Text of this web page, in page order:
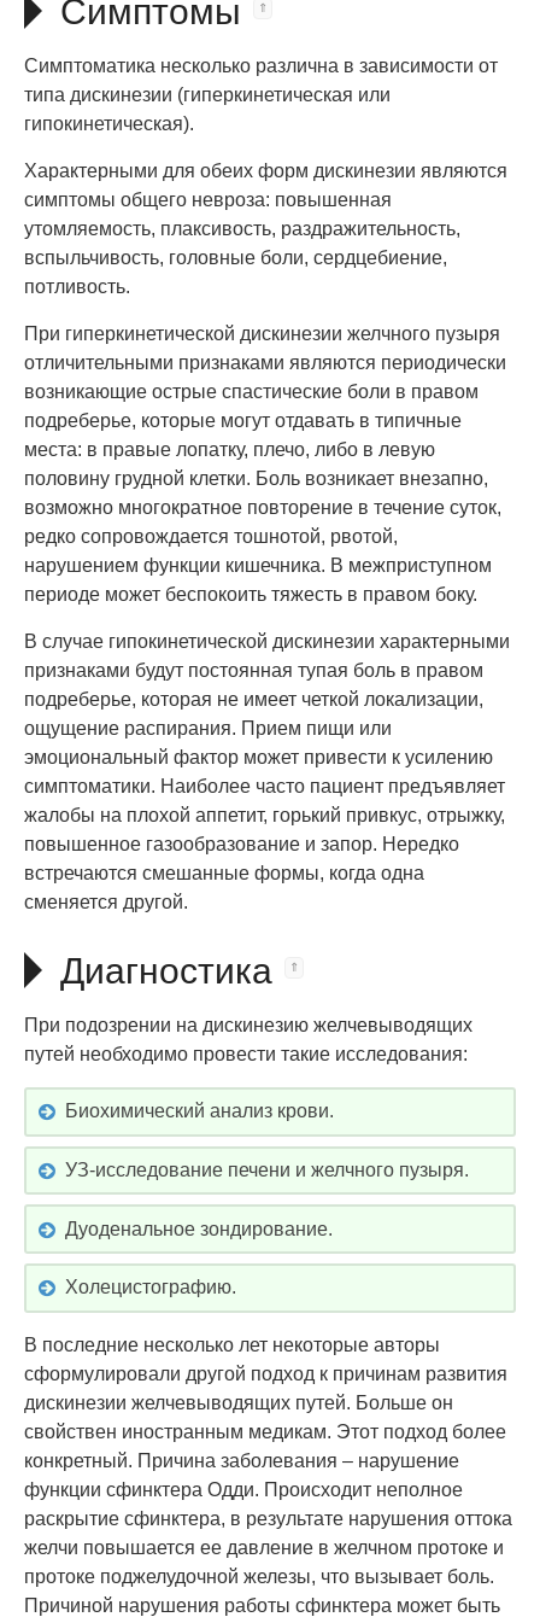
Симптомы
Симптоматика несколько различна в зависимости от
типа дискинезии (гиперкинетическая или
гипокинетическая).
Характерными для обеих форм дискинезии являются
симптомы общего невроза: повышенная
утомляемость, плаксивость, раздражительность,
вспыльчивость, головные боли, сердцебиение,
потливость.
При гиперкинетической дискинезии желчного пузыря
отличительными признаками являются периодически
возникающие острые спастические боли в правом
подреберье, которые могут отдавать в типичные
места: в правые лопатку, плечо, либо в левую
половину грудной клетки. Боль возникает внезапно,
возможно многократное повторение в течение суток,
редко сопровождается тошнотой, рвотой,
нарушением функции кишечника. В межприступном
периоде может беспокоить тяжесть в правом боку.
В случае гипокинетической дискинезии характерными
признаками будут постоянная тупая боль в правом
подреберье, которая не имеет четкой локализации,
ощущение распирания. Прием пищи или
эмоциональный фактор может привести к усилению
симптоматики. Наиболее часто пациент предъявляет
жалобы на плохой аппетит, горький привкус, отрыжку,
повышенное газообразование и запор. Нередко
встречаются смешанные формы, когда одна
сменяется другой.
Диагностика
При подозрении на дискинезию желчевыводящих
путей необходимо провести такие исследования:
Биохимический анализ крови.
УЗ-исследование печени и желчного пузыря.
Дуоденальное зондирование.
Холецистографию.
В последние несколько лет некоторые авторы
сформулировали другой подход к причинам развития
дискинезии желчевыводящих путей. Больше он
свойствен иностранным медикам. Этот подход более
конкретный. Причина заболевания – нарушение
функции сфинктера Одди. Происходит неполное
раскрытие сфинктера, в результате нарушения оттока
желчи повышается ее давление в желчном протоке и
протоке поджелудочной железы, что вызывает боль.
Причиной нарушения работы сфинктера может быть